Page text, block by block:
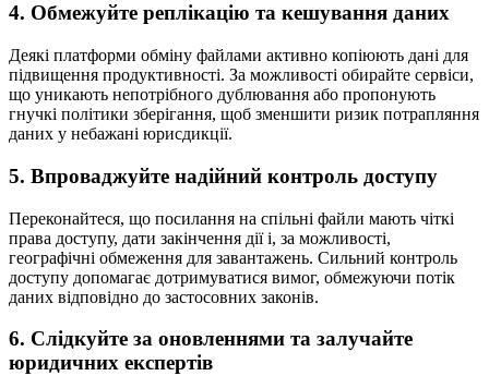
4. Обмежуйте реплікацію та кешування даних
Деякі платформи обміну файлами активно копіюють дані для
підвищення продуктивності. За можливості обирайте сервіси,
що уникають непотрібного дублювання або пропонують
гнучкі політики зберігання, щоб зменшити ризик потрапляння
даних у небажані юрисдикції.
5. Впроваджуйте надійний контроль доступу
Переконайтеся, що посилання на спільні файли мають чіткі
права доступу, дати закінчення дії і, за можливості,
географічні обмеження для завантажень. Сильний контроль
доступу допомагає дотримуватися вимог, обмежуючи потік
даних відповідно до застосовних законів.
6. Слідкуйте за оновленнями та залучайте
юридичних експертів